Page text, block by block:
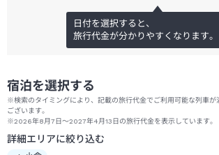
日付を選択すると、
旅行代金が分かりやすくなります。
宿泊を選択する
※検索のタイミングにより、記載の旅行代金でご利用可能な列車が
ございます。
※2026年8月7日～2027年4月13日の旅行代金を表示しています。
詳細エリアに絞り込む